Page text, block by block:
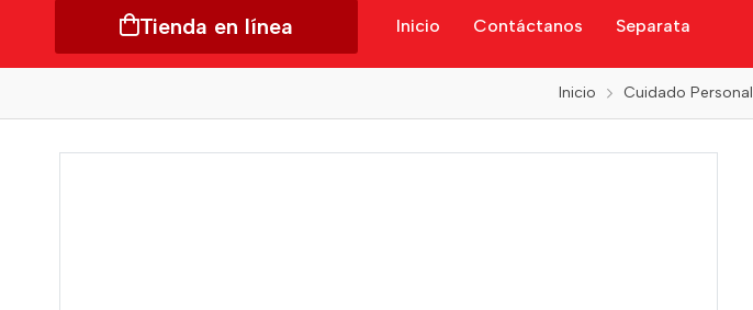
Tienda en línea Inicio Contáctanos Separata
Inicio Cuidado Personal